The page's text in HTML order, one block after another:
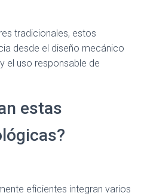
tradicionales, estos
desde el diseño mecánico
el uso responsable de
estas
eficientes integran varios